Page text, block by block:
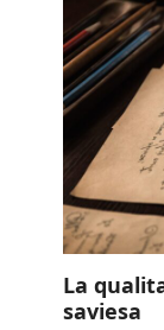
La
saviesa